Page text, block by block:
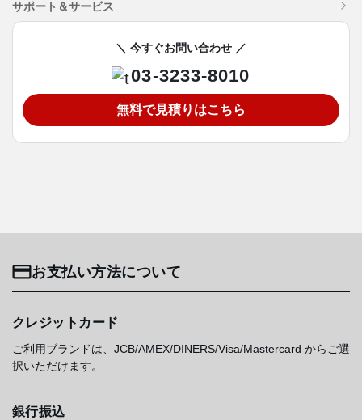
サポート＆サービス
＼ 今すぐお問い合わせ ／
03-3233-8010
無料で見積りはこちら
お支払い方法について
クレジットカード
ご利用ブランドは、JCB/AMEX/DINERS/Visa/Mastercard からご選
択いただけます。
銀行振込